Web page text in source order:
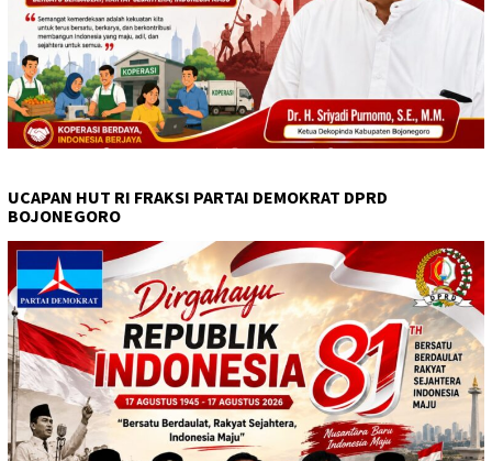
UCAPAN HUT RI FRAKSI PARTAI DEMOKRAT DPRD
BOJONEGORO